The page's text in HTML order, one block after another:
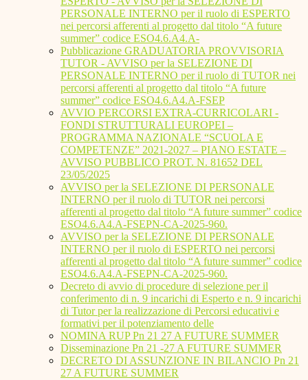
PERSONALE INTERNO per il ruolo di ESPERTO
nei percorsi afferenti al progetto dal titolo “A future
summer” codice ESO4.6.A4.A-
Pubblicazione GRADUATORIA PROVVISORIA
TUTOR - AVVISO per la SELEZIONE DI
PERSONALE INTERNO per il ruolo di TUTOR nei
percorsi afferenti al progetto dal titolo “A future
summer” codice ESO4.6.A4.A-FSEP
AVVIO PERCORSI EXTRA-CURRICOLARI -
FONDI STRUTTURALI EUROPEI –
PROGRAMMA NAZIONALE “SCUOLA E
COMPETENZE” 2021-2027 – PIANO ESTATE –
AVVISO PUBBLICO PROT. N. 81652 DEL
23/05/2025
AVVISO per la SELEZIONE DI PERSONALE
INTERNO per il ruolo di TUTOR nei percorsi
afferenti al progetto dal titolo “A future summer” codice
ESO4.6.A4.A-FSEPN-CA-2025-960.
AVVISO per la SELEZIONE DI PERSONALE
INTERNO per il ruolo di ESPERTO nei percorsi
afferenti al progetto dal titolo “A future summer” codice
ESO4.6.A4.A-FSEPN-CA-2025-960.
Decreto di avvio di procedure di selezione per il
conferimento di n. 9 incarichi di Esperto e n. 9 incarichi
di Tutor per la realizzazione di Percorsi educativi e
formativi per il potenziamento delle
NOMINA RUP Pn 21 27 A FUTURE SUMMER
Disseminazione Pn 21 -27 A FUTURE SUMMER
DECRETO DI ASSUNZIONE IN BILANCIO Pn 21
27 A FUTURE SUMMER